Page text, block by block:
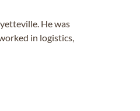
He was
in logistics,